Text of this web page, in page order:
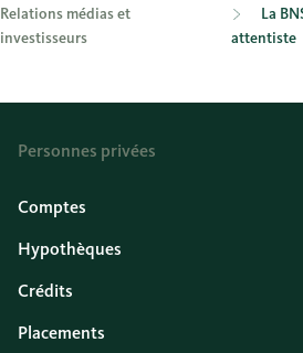
Relations médias et
investisseurs
La
attentiste
Personnes privées
Comptes
Hypothèques
Crédits
Placements